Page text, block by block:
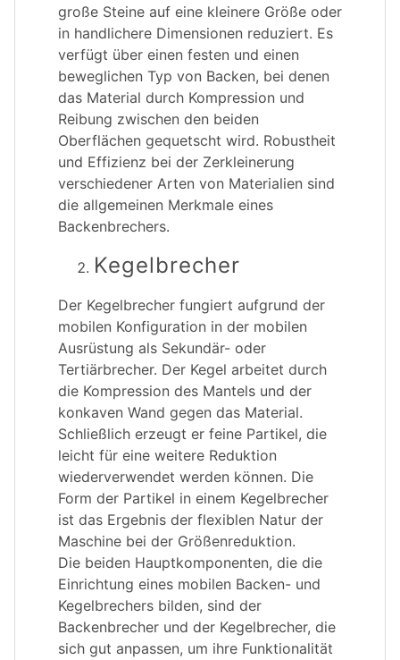
große Steine auf eine kleinere Größe oder
in handlichere Dimensionen reduziert. Es
verfügt über einen festen und einen
beweglichen Typ von Backen, bei denen
das Material durch Kompression und
Reibung zwischen den beiden
Oberflächen gequetscht wird. Robustheit
und Effizienz bei der Zerkleinerung
verschiedener Arten von Materialien sind
die allgemeinen Merkmale eines
Backenbrechers.
Kegelbrecher
Der Kegelbrecher fungiert aufgrund der
mobilen Konfiguration in der mobilen
Ausrüstung als Sekundär- oder
Tertiärbrecher. Der Kegel arbeitet durch
die Kompression des Mantels und der
konkaven Wand gegen das Material.
Schließlich erzeugt er feine Partikel, die
leicht für eine weitere Reduktion
wiederverwendet werden können. Die
Form der Partikel in einem Kegelbrecher
ist das Ergebnis der flexiblen Natur der
Maschine bei der Größenreduktion.
Die beiden Hauptkomponenten, die die
Einrichtung eines mobilen Backen- und
Kegelbrechers bilden, sind der
Backenbrecher und der Kegelbrecher, die
sich gut anpassen, um ihre Funktionalität